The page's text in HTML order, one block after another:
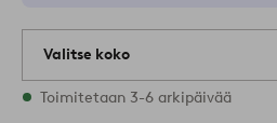
Valitse koko
Varastossa on kaikkia kokoja
Toimitetaan 3-6 arkipäivää